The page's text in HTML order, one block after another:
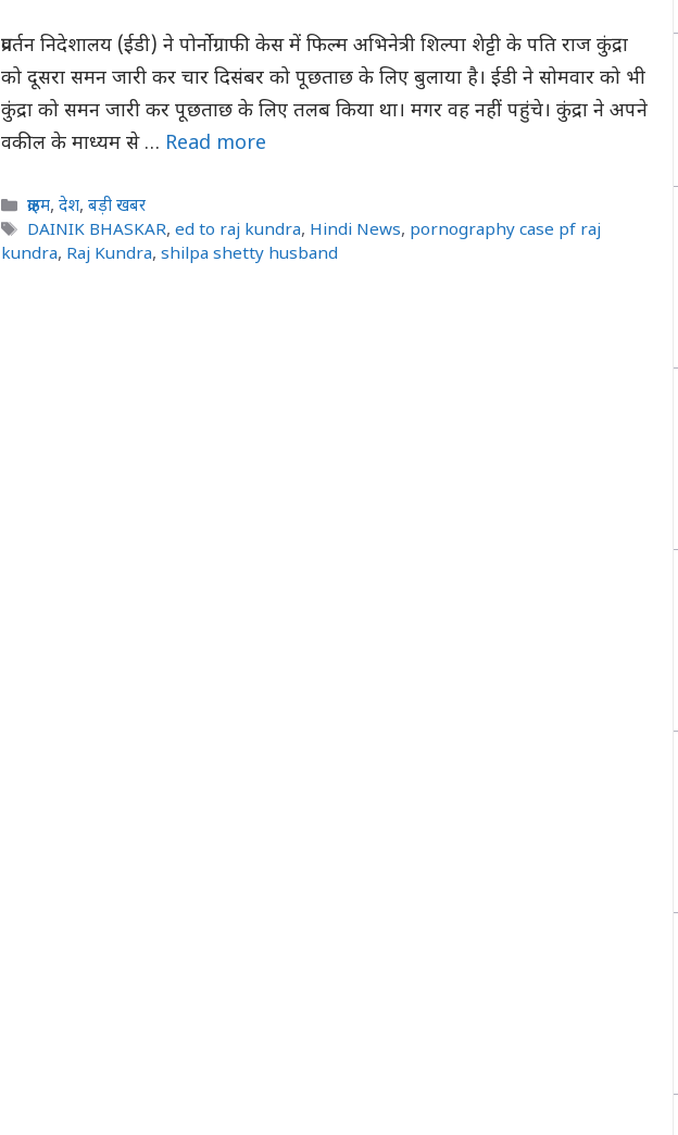
प्रवर्तन निदेशालय (ईडी) ने पोर्नोग्राफी केस में फिल्म अभिनेत्री शिल्पा शेट्टी के पति राज कुंद्रा
को दूसरा समन जारी कर चार दिसंबर को पूछताछ के लिए बुलाया है। ईडी ने सोमवार को भी
कुंद्रा को समन जारी कर पूछताछ के लिए तलब किया था। मगर वह नहीं पहुंचे। कुंद्रा ने अपने
वकील के माध्यम से … Read more
Categories
क्राइम,देश,बड़ी खबर
Tags
DAINIK BHASKAR,ed to raj kundra, Hindi News, pornography case pf raj
kundra, Raj Kundra, shilpa shetty husband